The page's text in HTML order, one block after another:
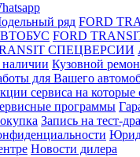
ряд FORD
FORD
СПЕЦВЕРСИИ
Кузовной
для Вашего
сервиса на которые
программы
Запись на тест-
Новости дилера